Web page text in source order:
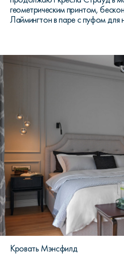
геометрическим принтом,
Лаймингтон в паре с пуфом для
Кровать Мэнсфилд